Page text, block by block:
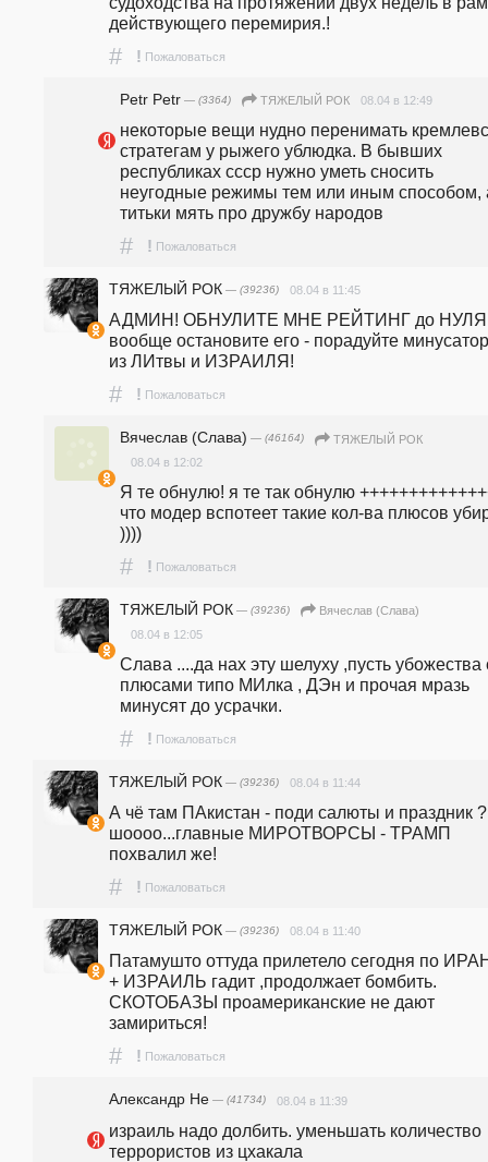
действующего перемирия.!
# ! Пожаловаться
Petr Petr — (3364) ТЯЖЕЛЫЙ РОК 08.04 в 12:49
некоторые вещи нудно перенимать
стратегам у рыжего ублюдка. В бывших
республиках ссср нужно уметь сносить
неугодные режимы тем или иным способом,
титьки мять про дружбу народов
# ! Пожаловаться
ТЯЖЕЛЫЙ РОК — (39236) 08.04 в 11:45
АДМИН! ОБНУЛИТЕ МНЕ РЕЙТИНГ до НУЛЯ
вообще остановите его - порадуйте
из ЛИтвы и ИЗРАИЛЯ!
# ! Пожаловаться
Вячеслав (Слава) — (46164)
ТЯЖЕЛЫЙ РОК
08.04 в 12:02
Я те обнулю! я те так обнулю
что модер вспотеет такие кол-ва плюсов
))))
# ! Пожаловаться
ТЯЖЕЛЫЙ РОК — (39236)
Вячеслав (Слава)
08.04 в 12:05
Слава ....да нах эту шелуху ,пусть убожества
плюсами типо МИлка , ДЭн и прочая мразь
минусят до усрачки.
# ! Пожаловаться
ТЯЖЕЛЫЙ РОК — (39236) 08.04 в 11:44
А чё там ПАкистан - поди салюты и праздник
шоооо...главные МИРОТВОРСЫ - ТРАМП
похвалил же!
# ! Пожаловаться
ТЯЖЕЛЫЙ РОК — (39236) 08.04 в 11:40
Патамушто оттуда прилетело сегодня по
+ ИЗРАИЛЬ гадит ,продолжает бомбить.
СКОТОБАЗЫ проамериканские не дают
замириться!
# ! Пожаловаться
Александр Не — (41734) 08.04 в 11:39
израиль надо долбить. уменьшать количество
террористов из цхакала